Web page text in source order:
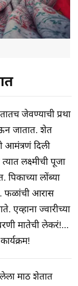
जेवण्याची प्रथा
जातात. शेत
आमंत्रणं दिली
लक्ष्मीची पूजा
पिकाच्या लोंब्या
फळांची आरास
ज्वारीच्या
मातेची लेकरं!...
माठ शेतात